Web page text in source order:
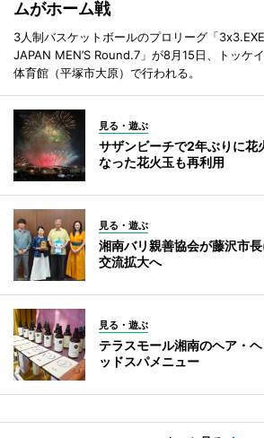
ムがホーム戦
3人制バスケットボールのプロリーグ「
JAPAN MEN’S Round.7」が8月15日、トッケ
体育館（平塚市大原）で行われる。
見る・遊ぶ
サザンビーチで2年ぶりに
なった花火玉も再利用
見る・遊ぶ
湘南バリ親善協会が藤沢市
交流拡大へ
見る・遊ぶ
テラスモール湘南のヘア・
ッドスパメニュー